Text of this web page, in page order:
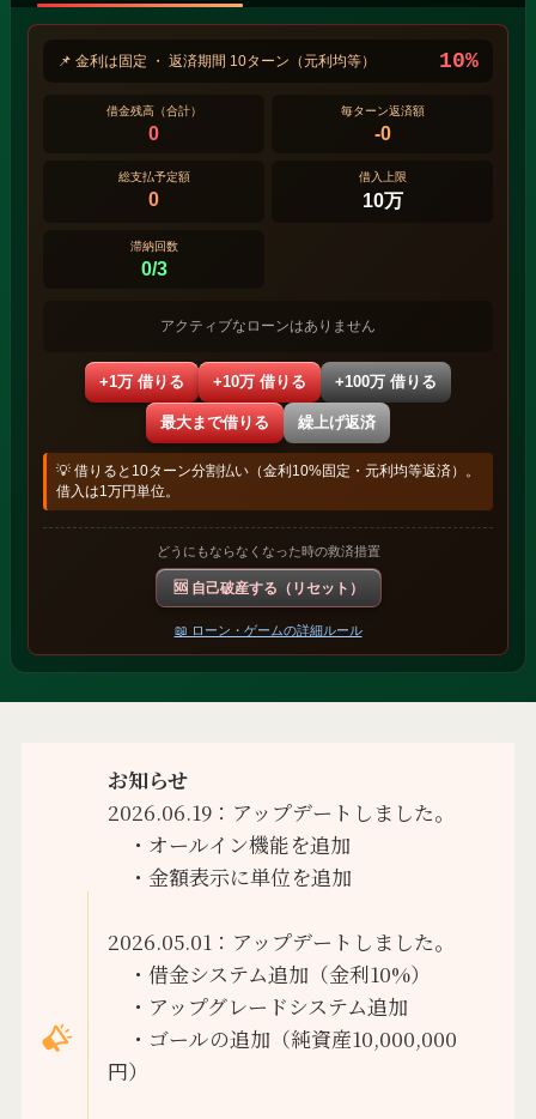
お知らせ
2026.06.19：アップデートしました。
・オールイン機能を追加
・金額表示に単位を追加
2026.05.01：アップデートしました。
・借金システム追加（金利10%）
・アップグレードシステム追加
・ゴールの追加（純資産10,000,000
円）